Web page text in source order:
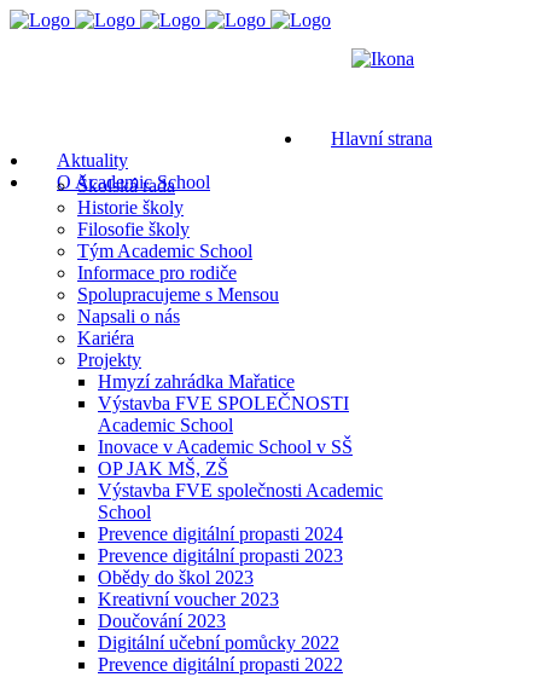
Hlavní strana
Aktuality
O Academic School
Školská rada
Historie školy
Filosofie školy
Tým Academic School
Informace pro rodiče
Spolupracujeme s Mensou
Napsali o nás
Kariéra
Projekty
Hmyzí zahrádka Mařatice
Výstavba FVE SPOLEČNOSTI
Academic School
Inovace v Academic School v SŠ
OP JAK MŠ, ZŠ
Výstavba FVE společnosti Academic
School
Prevence digitální propasti 2024
Prevence digitální propasti 2023
Obědy do škol 2023
Kreativní voucher 2023
Doučování 2023
Digitální učební pomůcky 2022
Prevence digitální propasti 2022